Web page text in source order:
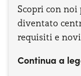
Scopri con noi
diventato
requisiti e
Continua a